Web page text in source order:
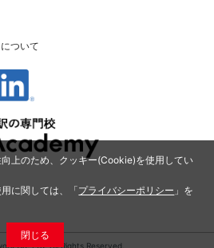
上のため、クッキー(Cookie)を使用してい
に関しては、「プライバシーポリシー 」を
閉じる
ついて
Co.,Ltd. All Rights Reserved.